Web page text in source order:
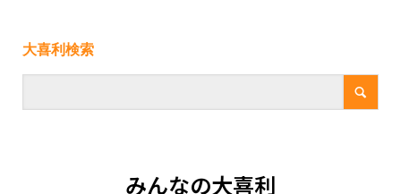
大喜利検索
みんなの大喜利